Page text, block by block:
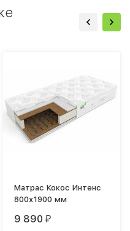
Матрас Кокос Интенс
800х1900 мм
9 890 ₽